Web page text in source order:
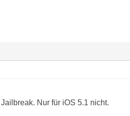
Nur für iOS 5.1 nicht.